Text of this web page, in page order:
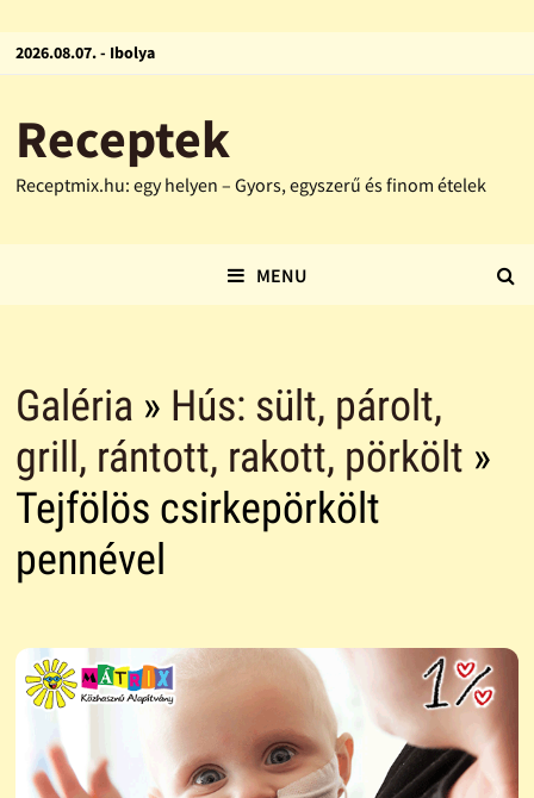
2026.08.07. - Ibolya
Receptek
Receptmix.hu: egy helyen – Gyors, egyszerű és finom ételek
MENU
Galéria » Hús: sült, párolt,
grill, rántott, rakott, pörkölt »
Tejfölös csirkepörkölt
pennével